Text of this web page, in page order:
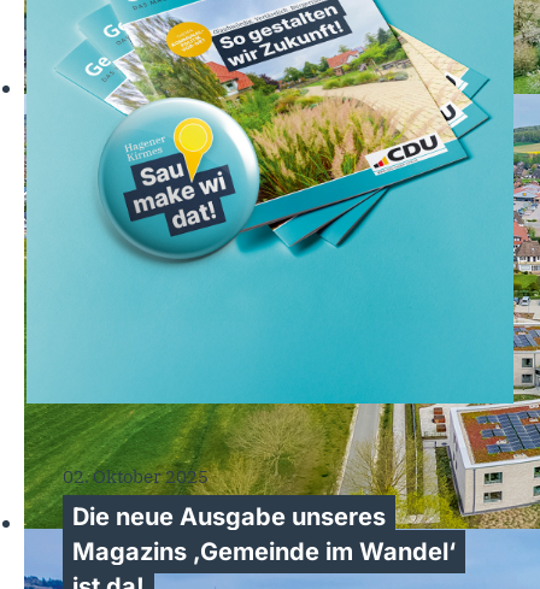
02. Oktober 2025
Die neue Ausgabe unseres
Magazins ‚Gemeinde im Wandel‘